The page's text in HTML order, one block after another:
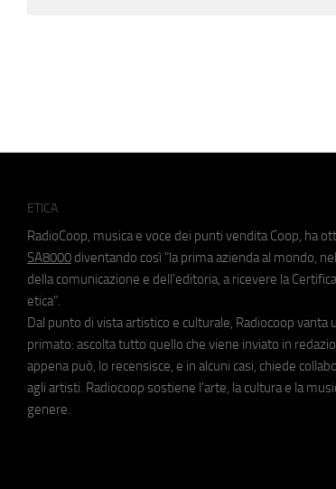
ETICA
RadioCoop, musica e voce dei punti vendita Coop, ha
SA8000 diventando così "la prima azienda al mondo,
della comunicazione e dell'editoria, a ricevere la
etica".
Dal punto di vista artistico e culturale, Radiocoop vanta
primato: ascolta tutto quello che viene inviato in
appena può, lo recensisce, e in alcuni casi, chiede
agli artisti. Radiocoop sostiene l'arte, la cultura e la
genere.